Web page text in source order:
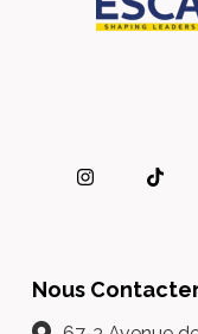
Nous